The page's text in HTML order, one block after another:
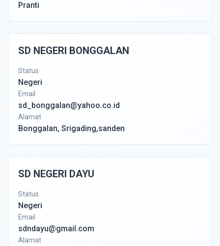
Pranti
SD NEGERI BONGGALAN
Status
Negeri
Email
sd_bonggalan@yahoo.co.id
Alamat
Bonggalan, Srigading,sanden
SD NEGERI DAYU
Status
Negeri
Email
sdndayu@gmail.com
Alamat